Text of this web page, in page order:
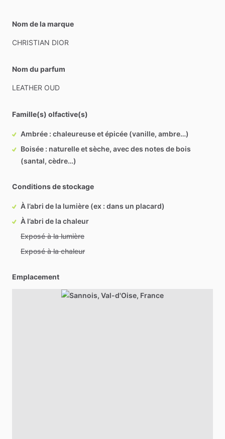
Nom de la marque
CHRISTIAN DIOR
Nom du parfum
LEATHER OUD
Famille(s) olfactive(s)
Ambrée : chaleureuse et épicée (vanille, ambre…)
Boisée : naturelle et sèche, avec des notes de bois
(santal, cèdre…)
Conditions de stockage
À l’abri de la lumière (ex : dans un placard)
À l’abri de la chaleur
Exposé à la lumière
Exposé à la chaleur
Emplacement